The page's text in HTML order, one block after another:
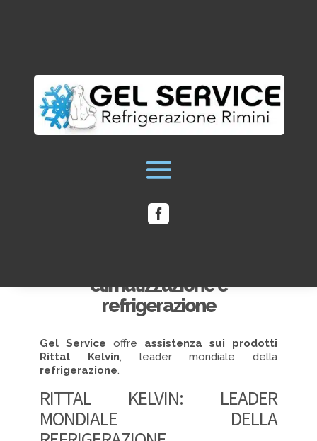

climatizzazione e
refrigerazione
Gel Service offre assistenza sui prodotti
Rittal Kelvin, leader mondiale della
refrigerazione.
RITTAL KELVIN: LEADER
MONDIALE DELLA